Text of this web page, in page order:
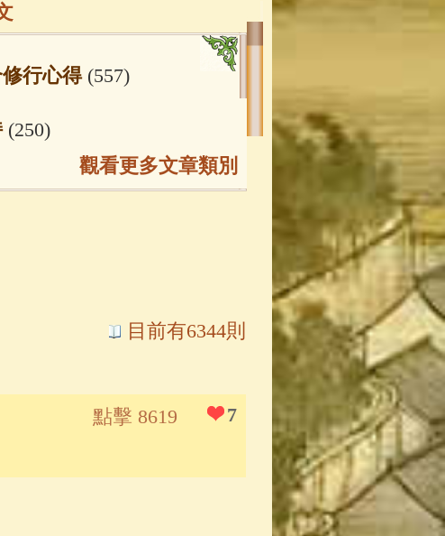
行心得 (557)
(250)
薩(165)
咒(81) 大悲咒(72)
觀看更多文章類別
目前有6344則
7
點擊 8619